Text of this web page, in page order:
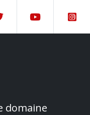
domaine